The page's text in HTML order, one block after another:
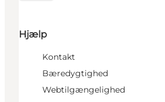
Hjælp
Kontakt
Bæredygtighed
Webtilgængelighed